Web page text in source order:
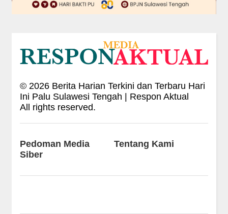
© 2026Berita Harian Terkini dan Terbaru Hari
Ini Palu Sulawesi Tengah | Respon Aktual
All rights reserved.
Pedoman Media
Siber
Tentang Kami